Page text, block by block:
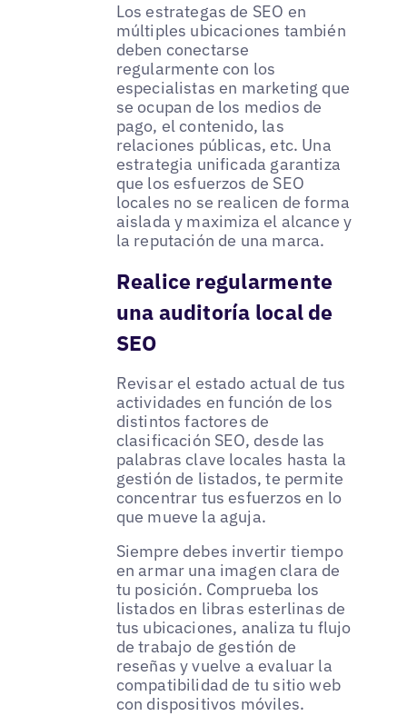
Los estrategas de SEO en
múltiples ubicaciones también
deben conectarse
regularmente con los
especialistas en marketing que
se ocupan de los medios de
pago, el contenido, las
relaciones públicas, etc. Una
estrategia unificada garantiza
que los esfuerzos de SEO
locales no se realicen de forma
aislada y maximiza el alcance y
la reputación de una marca.
Realice regularmente
una auditoría local de
SEO
Revisar el estado actual de tus
actividades en función de los
distintos factores de
clasificación SEO, desde las
palabras clave locales hasta la
gestión de listados, te permite
concentrar tus esfuerzos en lo
que mueve la aguja.
Siempre debes invertir tiempo
en armar una imagen clara de
tu posición. Comprueba los
listados en libras esterlinas de
tus ubicaciones, analiza tu flujo
de trabajo de gestión de
reseñas y vuelve a evaluar la
compatibilidad de tu sitio web
con dispositivos móviles.